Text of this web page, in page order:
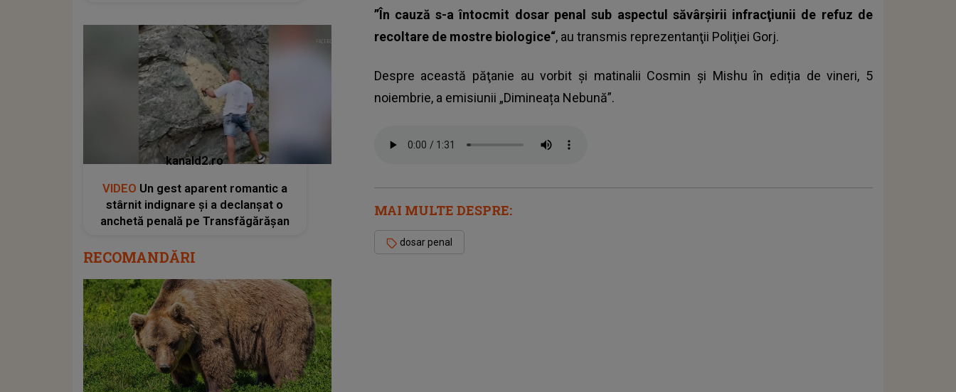
”În cauză s-a întocmit dosar penal sub aspectul săvârşirii infracţiunii de refuz de
recoltare de mostre biologice“, au transmis reprezentanţii Poliţiei Gorj.
Despre această păţanie au vorbit şi matinalii Cosmin şi Mishu în ediția de vineri, 5
noiembrie, a emisiunii „Dimineața Nebună”.
MAI MULTE DESPRE:
dosar penal
kanald2.ro
VIDEO Un gest aparent romantic a
stârnit indignare și a declanșat o
anchetă penală pe Transfăgărășan
RECOMANDĂRI